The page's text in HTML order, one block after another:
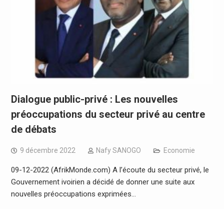
Dialogue public-privé : Les nouvelles
préoccupations du secteur privé au centre
de débats
9 décembre 2022 Nafy SANOGO Economie
09-12-2022 (AfrikMonde.com) A l’écoute du secteur privé, le
Gouvernement ivoirien a décidé de donner une suite aux
nouvelles préoccupations exprimées…